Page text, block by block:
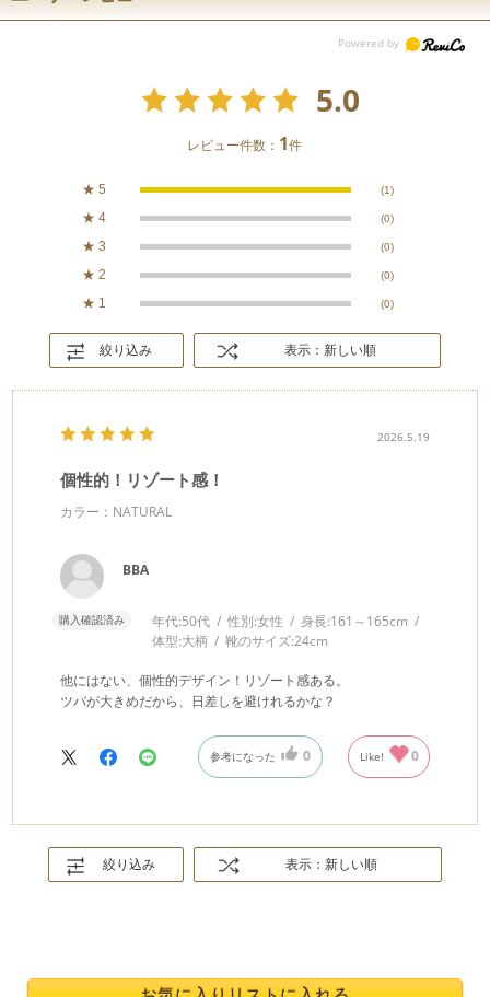
5.0
レビュー件数： 1件
★ 5 (1)
★ 4 (0)
★ 3 (0)
★ 2 (0)
★ 1 (0)
絞り込み 表示：新しい順
2026.5.19
個性的！リゾート感！
カラー：NATURAL
BBA
購入確認済み 年代:50代 性別:女性 身長:161～165cm
体型:大柄 靴のサイズ:24cm
他にはない、個性的デザイン！リゾート感ある。
ツバが大きめだから、日差しを避けれるかな？
参考になった 0 Like! 0
絞り込み 表示：新しい順